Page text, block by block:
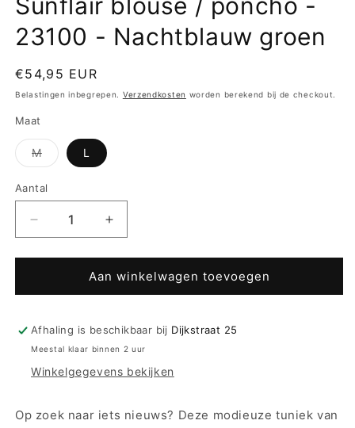
Sunflair blouse / poncho -
23100 - Nachtblauw groen
Normale
prijs
€54,95 EUR
Belastingen inbegrepen. Verzendkosten worden berekend bij de checkout.
Maat
MVariant
uitverkocht
niet
beschikbaar
L
Aantal
Aantal
verlagen
voor
blouse
poncho
-
-
groen
Aantal
verhogen
voor
Sunflair
blouse
poncho
-
groen
Aan winkelwagen toevoegen
Afhaling is beschikbaar bij Dijkstraat 25
Meestal klaar binnen 2 uur
Winkelgegevens bekijken
Op zoek naar iets nieuws? Deze modieuze tuniek van